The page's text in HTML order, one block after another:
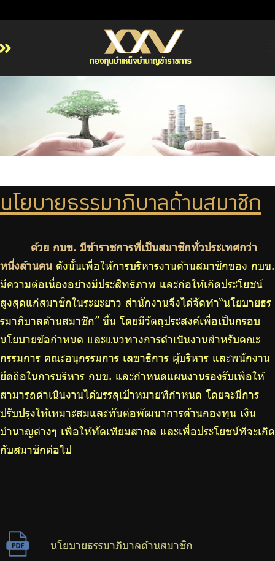
เกี่ยวกับ กบข.
รายงานผลการดำเนินงาน
จัดซื้อจัดจ้าง
บริการเจ้าหน้าที่ส่วนราชการ
ร่วมงานกับเรา
ติดต่อเรา
ไทย | Eng
นโยบายธรรมาภิบาลด้านสมาชิก
ด้วย กบข. มีข้าราชการที่เป็นสมาชิกทั่วประเทศกว่า
หนึ่งล้านคน ดังนั้นเพื่อให้การบริหารงานด้านสมาชิกของ กบข.
มีความต่อเนื่องอย่างมีประสิทธิภาพ และก่อให้เกิดประโยชน์
สูงสุดแก่สมาชิกในระยะยาว สำนักงานจึงได้จัดทำ“นโยบายธร
รมาภิบาลด้านสมาชิก” ขึ้น โดยมีวัตถุประสงค์เพื่อเป็นกรอบ
นโยบายข้อกำหนด และแนวทางการดำเนินงานสำหรับคณะ
กรรมการ คณะอนุกรรมการ เลขาธิการ ผู้บริหาร และพนักงาน
ยึดถือในการบริหาร กบข. และกำหนดแผนงานรองรับเพื่อให้
สามารถดำเนินงานได้บรรลุเป้าหมายที่กำหนด โดยจะมีการ
ปรับปรุงให้เหมาะสมและทันต่อพัฒนาการด้านกองทุน เงิน
บำนาญต่างๆ เพื่อให้ทัดเทียมสากล และเพื่อประโยชน์ที่จะเกิด
กับสมาชิกต่อไป
นโยบายธรรมาภิบาลด้านสมาชิก